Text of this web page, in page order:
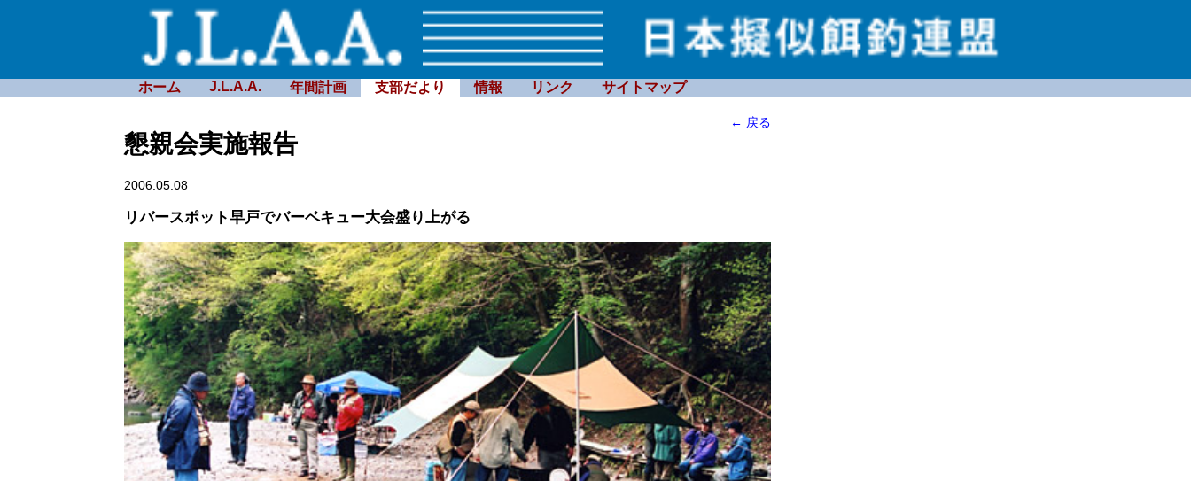
ホーム J.L.A.A. 年間計画 支部だより 情報 リンク サイトマップ
← 戻る
懇親会実施報告
2006.05.08
リバースポット早戸でバーベキュー大会盛り上がる